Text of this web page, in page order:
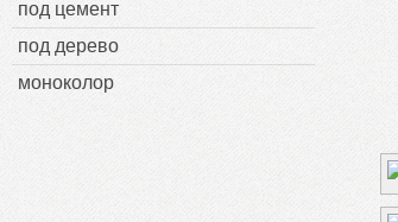
под цемент
под дерево
моноколор